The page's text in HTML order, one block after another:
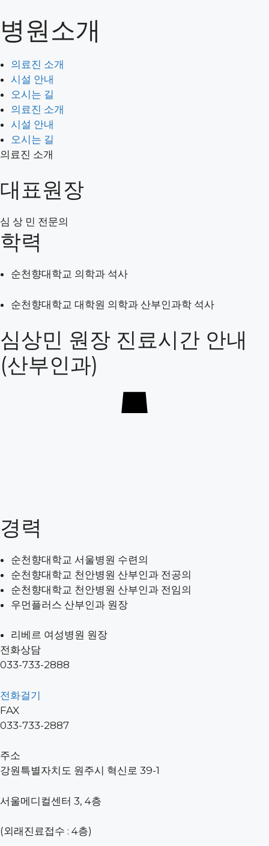
텐
츠
건
너
뛰
기
의료진 소개
시설 안내
첫 방문이라면
진료 예약 안내
증명서 발급
시술 설명문
연구진 소개
난임정보
유방암
VABB
갑상선 기능 이상
진료일정안내
병원소식
희망찬 이야기
병원소개
의료진 소개
시설 안내
오시는 길
의료진 소개
시설 안내
오시는 길
의료진 소개
대표원장
심 상 민 전문의
학력
순천향대학교 의학과 석사
순천향대학교 대학원 의학과 산부인과학 석사
심상민 원장 진료시간 안내
(산부인과)
경력
순천향대학교 서울병원 수련의
순천향대학교 천안병원 산부인과 전공의
순천향대학교 천안병원 산부인과 전임의
우먼플러스 산부인과 원장
리베르 여성병원 원장
전화상담
033-733-2888
전화걸기
FAX
033-733-2887
주소
강원특별자치도 원주시 혁신로 39-1
서울메디컬센터 3, 4층
(외래진료접수 : 4층)